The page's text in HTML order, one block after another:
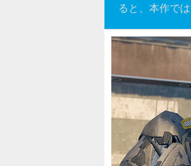
ると、本作で